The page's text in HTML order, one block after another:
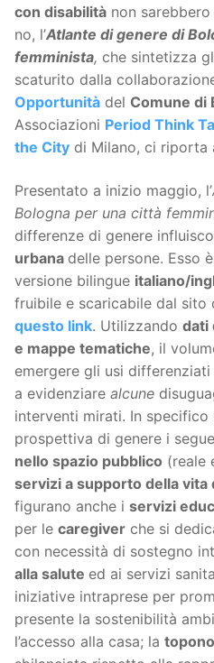
con disabilità non
no, l’Atlante di genere di
femminista, che sintetizza
scaturito dalla
Opportunità del Comune di
Associazioni Period Think
the City di Milano, ci riporta
Presentato a inizio maggio, l’
Bologna per una città
differenze di genere
urbana delle persone. Esso
versione bilingue italiano/
fruibile e scaricabile dal sito
questo link. Utilizzando dati
e mappe tematiche, il
emergere gli usi
a evidenziare alcune
interventi mirati. In
prospettiva di genere i
nello spazio pubblico (reale
servizi a supporto della vita
figurano anche i servizi
per le caregiver che si
con necessità di sostegno
alla salute ed ai servizi
iniziative intraprese per
presente la sostenibilità
l’accesso alla casa; la